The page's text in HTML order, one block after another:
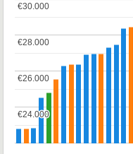
€24.000
€24.000
€26.000
€26.000
€28.000
€28.000
€30.000
€30.000